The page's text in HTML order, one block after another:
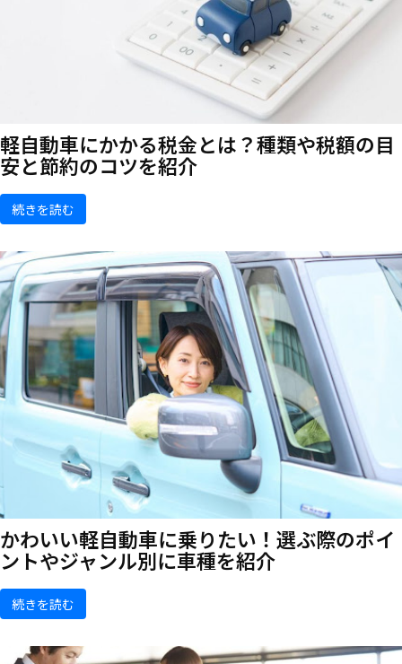
軽自動車にかかる税金とは？種類や税額の目
安と節約のコツを紹介
続きを読む
かわいい軽自動車に乗りたい！選ぶ際のポイ
ントやジャンル別に車種を紹介
続きを読む